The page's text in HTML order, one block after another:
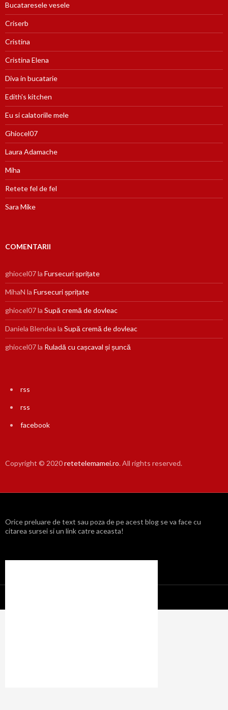
Bucataresele vesele
Criserb
Cristina
Cristina Elena
Diva in bucatarie
Edith's kitchen
Eu si calatoriile mele
Ghiocel07
Laura Adamache
Miha
Retete fel de fel
Sara Mike
COMENTARII
ghiocel07la Fursecuri șprițate
MihaN la Fursecuri șprițate
ghiocel07la Supă cremă de dovleac
Daniela Blendea la Supă cremă de dovleac
ghiocel07la Ruladă cu cașcaval și șuncă
rss
rss
facebook
Copyright © 2020retetelemamei.ro. All rights reserved.
Orice preluare de text sau poza de pe acest blog se va face cu
citarea sursei si un link catre aceasta!